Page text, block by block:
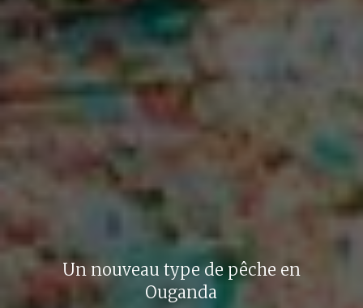
Un nouveau type de pêche en
Ouganda